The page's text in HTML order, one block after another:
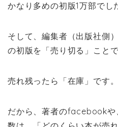
かなり多めの初版1万部でし
そして、編集者（出版社側
の初版を「売り切る」ことで
売れ残ったら「在庫」です。
だから、著者のfacebook